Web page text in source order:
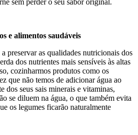
sem perder o seu sabor original.
e alimentos saudáveis
preservar as qualidades nutricionais dos
dos nutrientes mais sensíveis às altas
cozinharmos produtos como os
que não temos de adicionar água ao
dos seus sais minerais e vitaminas,
se diluem na água, o que também evita
os legumes ficarão naturalmente